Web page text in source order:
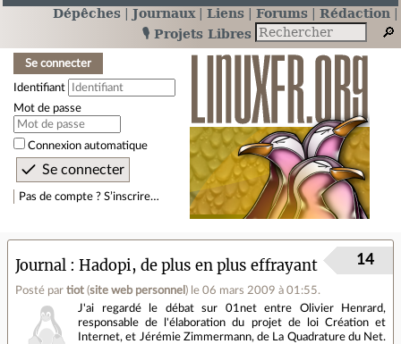
Dépêches Journaux Liens Forums
Rédaction
🎙️ Projets Libres
Se connecter
Identifiant
Mot de passe
Connexion automatique
Pas de compte ? S’inscrire…
Journal Hadopi, de plus en plus effrayant
Posté par tiot (site web personnel ) le 06 mars 2009 à 01:55.
14
J'ai regardé le débat sur 01net entre Olivier Henrard,
responsable de l'élaboration du projet de loi Création et
Internet, et Jérémie Zimmermann, de La Quadrature du Net.